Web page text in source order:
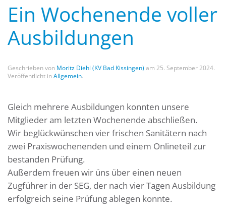
Ein Wochenende voller
Ausbildungen
Geschrieben von Moritz Diehl (KV Bad Kissingen) am 25. September 2024.
Veröffentlicht inAllgemein.
Gleich mehrere Ausbildungen konnten unsere
Mitglieder am letzten Wochenende abschließen.
Wir beglückwünschen vier frischen Sanitätern nach
zwei Praxiswochenenden und einem Onlineteil zur
bestanden Prüfung.
Außerdem freuen wir üns über einen neuen
Zugführer in der SEG, der nach vier Tagen Ausbildung
erfolgreich seine Prüfung ablegen konnte.